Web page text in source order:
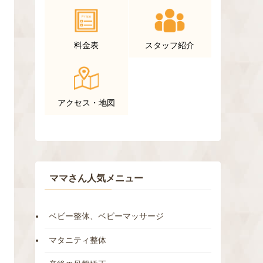
料金表 スタッフ紹介
アクセス・地図
ママさん人気メニュー
ベビー整体、ベビーマッサージ
マタニティ整体